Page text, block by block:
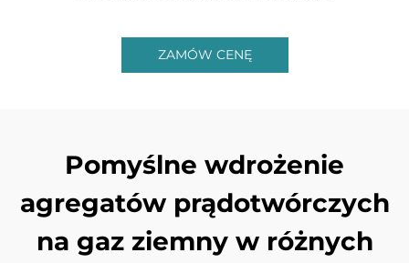
ZAMÓW CENĘ
Pomyślne wdrożenie
agregatów prądotwórczych
na gaz ziemny w różnych